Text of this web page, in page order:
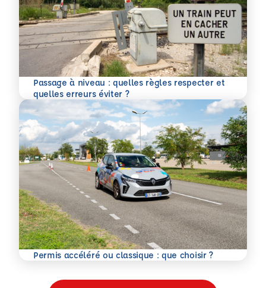
Passage à niveau : quelles règles respecter et
quelles erreurs éviter ?
En savoir plus
Permis accéléré ou classique : que choisir ?
En savoir plus